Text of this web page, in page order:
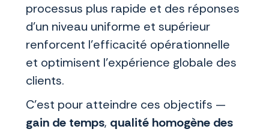
processus plus rapide et des réponses
d’un niveau uniforme et supérieur
renforcent l'efficacité opérationnelle
et optimisent l’expérience globale des
clients.
C’est pour atteindre ces objectifs —
gain de temps, qualité homogène des